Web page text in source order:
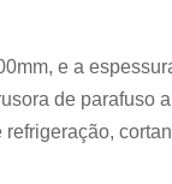
e a
de parafuso